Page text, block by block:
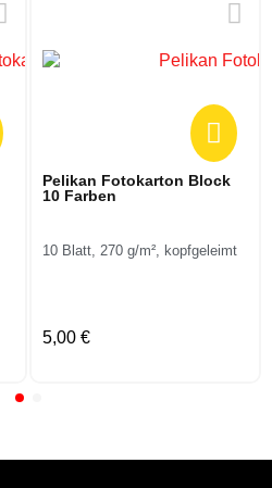
Pelikan Fotokarton Block
10 Farben
10 Blatt, 270 g/m², kopfgeleimt
5,00 €